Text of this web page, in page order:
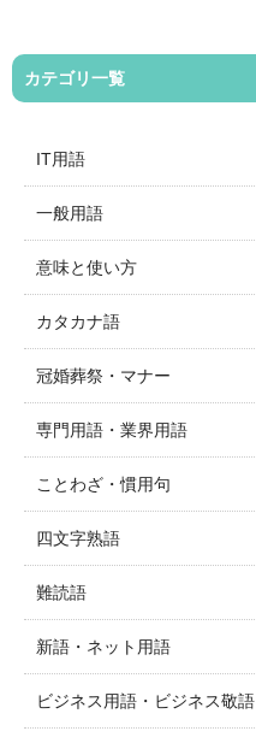
カテゴリ一覧
IT用語
一般用語
意味と使い方
カタカナ語
冠婚葬祭・マナー
専門用語・業界用語
ことわざ・慣用句
四文字熟語
難読語
新語・ネット用語
ビジネス用語・ビジネス敬語